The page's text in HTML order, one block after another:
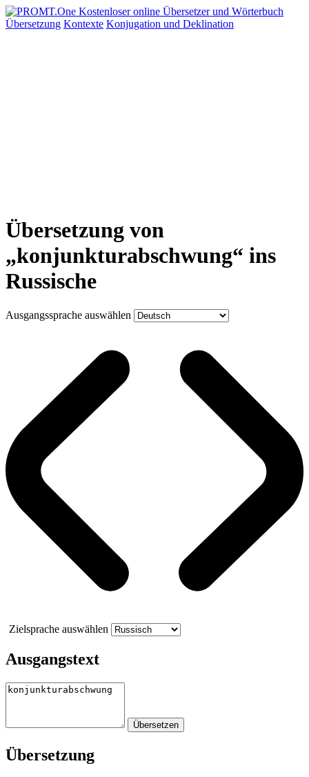
Übersetzung Kontexte Konjugation und Deklination
Übersetzung von
„konjunkturabschwung“ ins
Russische
Ausgangssprache auswählen
Zielsprache auswählen
Ausgangstext
Übersetzung